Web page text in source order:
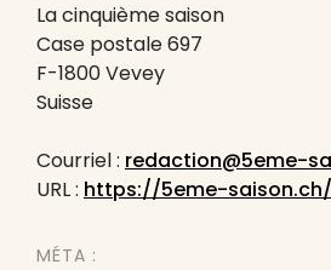
La cinquième saison
Case postale 697
F-1800 Vevey
Suisse
Courriel : redaction@5eme-
URL : https://5eme-saison.ch/
MÉTA :